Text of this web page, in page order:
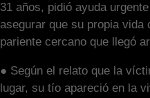
31 años, pidió ayuda
asegurar que su propia
pariente cercano que llegó
​● Según el relato que la
lugar, su tío apareció en la